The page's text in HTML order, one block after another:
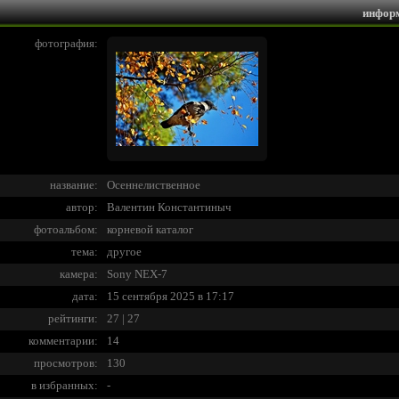
фотография:
название:
Осеннелиственное
автор:
Валентин Константиныч
фотоальбом:
корневой каталог
тема:
другое
камера:
Sony NEX-7
дата:
15 сентября 2025 в 17:17
рейтинги:
27 | 27
комментарии:
14
просмотров:
130
в избранных:
-